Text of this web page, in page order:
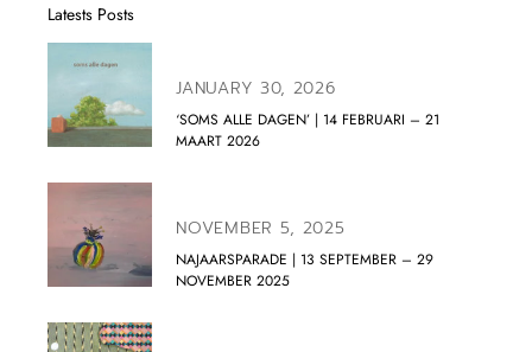
Latests Posts
JANUARY 30, 2026
‘SOMS ALLE DAGEN’ | 14 FEBRUARI – 21
MAART 2026
NOVEMBER 5, 2025
NAJAARSPARADE | 13 SEPTEMBER – 29
NOVEMBER 2025